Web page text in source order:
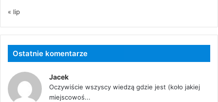
« lip
Ostatnie komentarze
Jacek
Oczywiście wszyscy wiedzą gdzie jest (koło jakiej
miejscowoś...